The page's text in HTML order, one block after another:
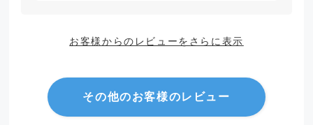
お客様からのレビューをさらに表示
その他のお客様のレビュー